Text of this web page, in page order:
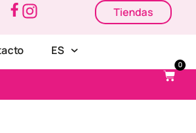
Tiendas
ES
0